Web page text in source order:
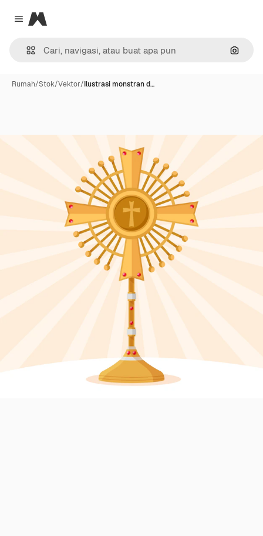
Close menu
Magnific
Rumah/Stok/Vektor/Ilustrasi monstran d…